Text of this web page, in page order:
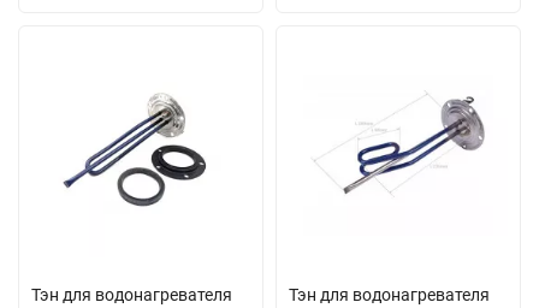
Тэн для водонагревателя Тэн для водонагревателя